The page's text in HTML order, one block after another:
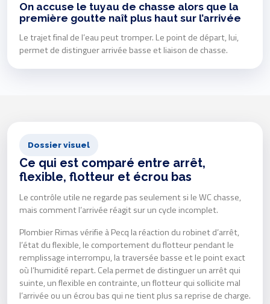
On accuse le tuyau de chasse alors que la
première goutte naît plus haut sur l’arrivée
Le trajet final de l’eau peut tromper. Le point de départ, lui,
permet de distinguer arrivée basse et liaison de chasse.
Dossier visuel
Ce qui est comparé entre arrêt,
flexible, flotteur et écrou bas
Le contrôle utile ne regarde pas seulement si le WC chasse,
mais comment l’arrivée réagit sur un cycle incomplet.
Plombier Rimas vérifie à Pecq la réaction du robinet d’arrêt,
l’état du flexible, le comportement du flotteur pendant le
remplissage interrompu, la traversée basse et le point exact
où l’humidité repart. Cela permet de distinguer un arrêt qui
suinte, un flexible en contrainte, un flotteur qui sollicite mal
l’arrivée ou un écrou bas qui ne tient plus sa reprise de charge.